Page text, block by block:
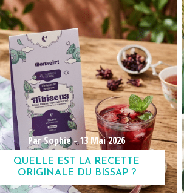
Par Sophie -13 Mai 2026
QUELLE EST LA RECETTE
ORIGINALE DU BISSAP ?